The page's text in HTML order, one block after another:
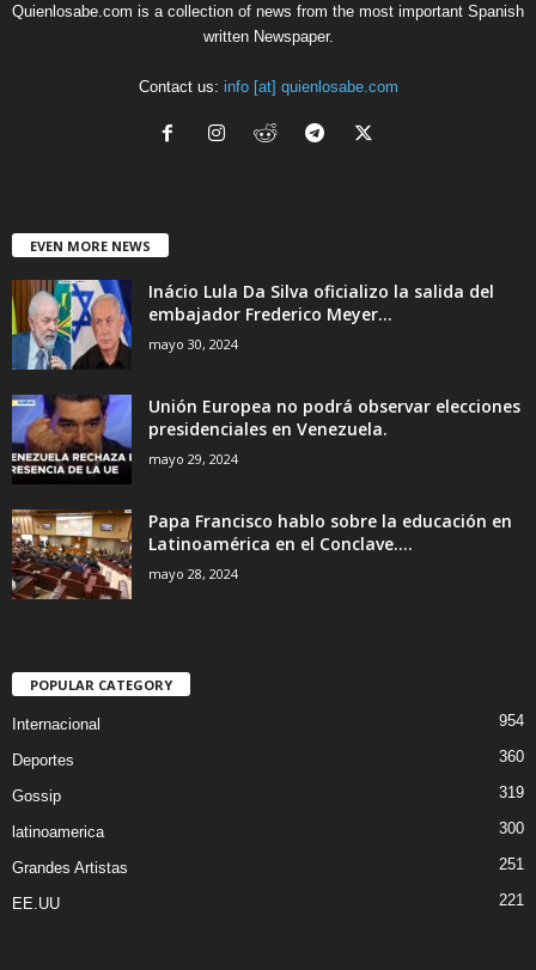
Quienlosabe.com is a collection of news from the most important Spanish
written Newspaper.
Contact us: info [at] quienlosabe.com
EVEN MORE NEWS
Inácio Lula Da Silva oficializo la salida del
embajador Frederico Meyer...
mayo 30, 2024
Unión Europea no podrá observar elecciones
presidenciales en Venezuela.
mayo 29, 2024
Papa Francisco hablo sobre la educación en
Latinoamérica en el Conclave....
mayo 28, 2024
POPULAR CATEGORY
Internacional 954
Deportes 360
Gossip 319
latinoamerica 300
Grandes Artistas 251
EE.UU 221